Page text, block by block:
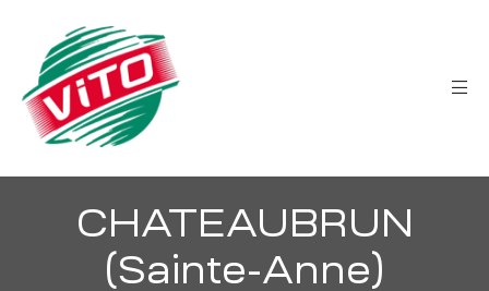
CHATEAUBRUN
(Sainte-Anne)